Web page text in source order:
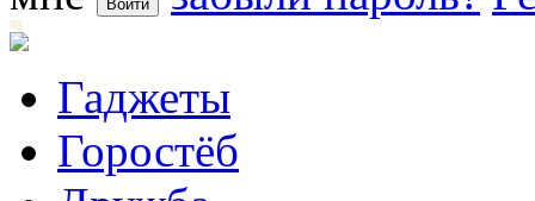
Гаджеты
Горостёб